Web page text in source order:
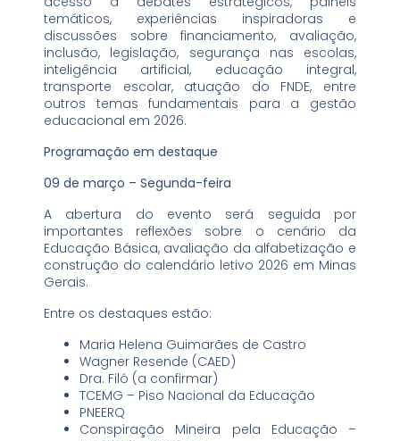
temáticos, experiências inspiradoras e
discussões sobre financiamento, avaliação,
inclusão, legislação, segurança nas escolas,
inteligência artificial, educação integral,
transporte escolar, atuação do FNDE, entre
outros temas fundamentais para a gestão
educacional em 2026.
Programação em destaque
09 de março – Segunda-feira
A abertura do evento será seguida por
importantes reflexões sobre o cenário da
Educação Básica, avaliação da alfabetização e
construção do calendário letivo 2026 em Minas
Gerais.
Entre os destaques estão:
Maria Helena Guimarães de Castro
Wagner Resende (CAED)
Dra. Filó (a confirmar)
TCEMG – Piso Nacional da Educação
PNEERQ
Conspiração Mineira pela Educação –